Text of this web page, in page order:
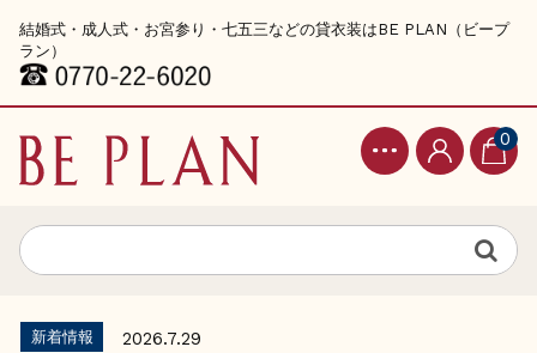
結婚式・成人式・お宮参り・七五三などの貸衣装はBE PLAN（ビープ
ラン）
0
新着情報
2026.7.29